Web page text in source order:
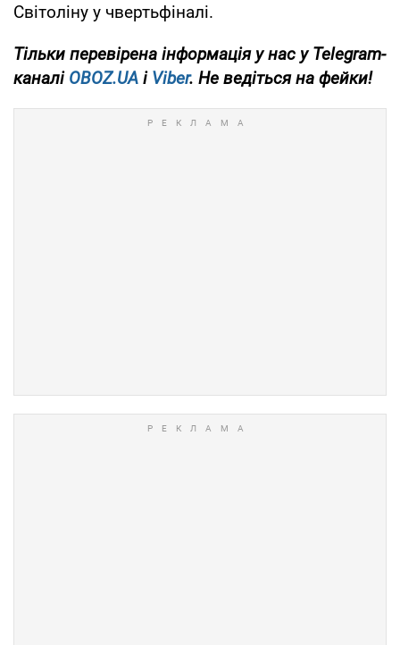
Світоліну у чвертьфіналі.
Тільки перевірена інформація у нас у Telegram-
каналі OBOZ.UA і Viber. Не ведіться на фейки!